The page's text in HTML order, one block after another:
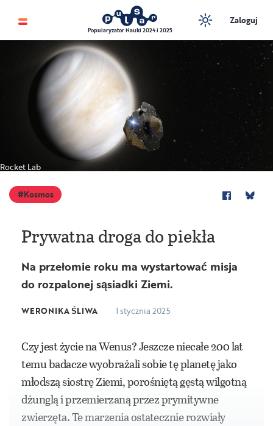
Popularyzator Nauki 2024 i 2025
Zaloguj
Rocket Lab
Kosmos
Prywatna droga do piekła
Na przełomie roku ma wystartować misja
do rozpalonej sąsiadki Ziemi.
WERONIKA ŚLIWA 1 stycznia 2025
Czy jest życie na Wenus? Jeszcze niecałe 200 lat
temu badacze wyobrażali sobie tę planetę jako
młodszą siostrę Ziemi, porośniętą gęstą wilgotną
dżunglą i przemierzaną przez prymitywne
zwierzęta. Te marzenia ostatecznie rozwiały